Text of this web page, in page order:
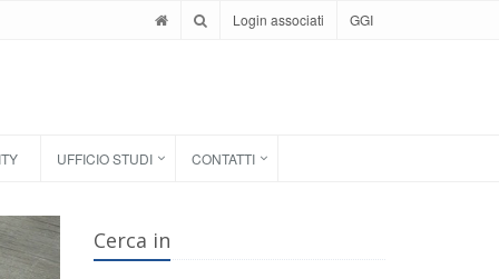
Login associati GGI
UFFICIO STUDI CONTATTI
Cerca in